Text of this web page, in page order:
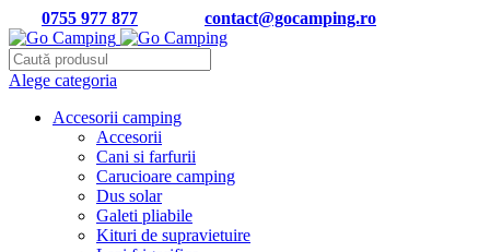
0755 977 877 contact@gocamping.ro
Alege categoria
Accesorii camping
Accesorii
Cani si farfurii
Carucioare camping
Dus solar
Galeti pliabile
Kituri de supravietuire